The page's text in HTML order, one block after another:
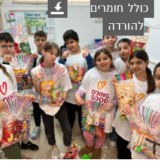
כולל חומרים
להורדה